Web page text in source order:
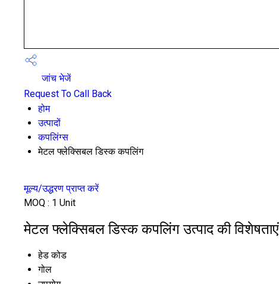
जांच भेजें
Request To Call Back
होम
उत्पादों
कपलिंग्स
मेटल फ्लेक्सिबल डिस्क कपलिंग
मूल्य/उद्धरण प्राप्त करें
MOQ : 1 Unit
मेटल फ्लेक्सिबल डिस्क कपलिंग उत्पाद की विशेषताएं
हेड कोड
गोल